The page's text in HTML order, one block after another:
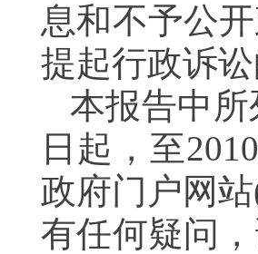
息和不予公
提起行政诉
本报告中
日起，至
政府门户网
有任何疑问